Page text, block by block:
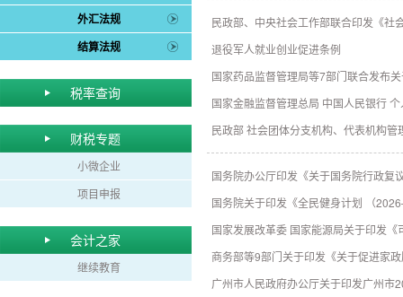
外汇法规
结算法规
税率查询
财税专题
小微企业
项目申报
会计之家
继续教育
民政部、中央社会工作部联合印发《社
退役军人就业创业促进条例
国家药品监督管理局等7部门联合发布
国家金融监督管理总局 中国人民银行
民政部 社会团体分支机构、代表机构管
国务院办公厅印发《关于国务院行政复
国务院关于印发《全民健身计划 （
国家发展改革委 国家能源局关于印发《
商务部等9部门关于印发《关于促进家
广州市人民政府办公厅关于印发广州